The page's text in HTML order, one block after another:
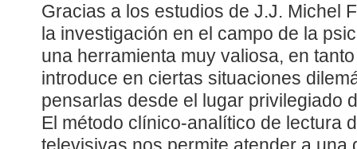
Gracias a los estudios de J.J. Michel
la investigación en el campo de la
una herramienta muy valiosa, en
introduce en ciertas situaciones
pensarlas desde el lugar privilegiado
El método clínico-analítico de lectura